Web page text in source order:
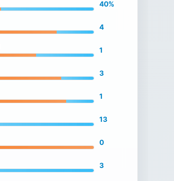
40%
4
1
3
1
13
0
3